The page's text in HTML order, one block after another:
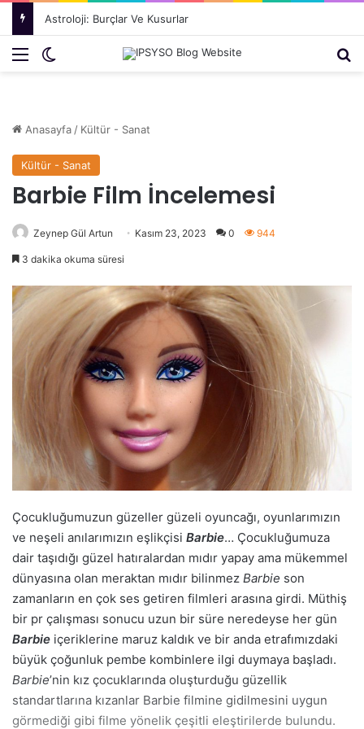
Menü Dış görünümü değiştir
Anasayfa / Kültür - Sanat
Kültür - Sanat
Barbie Film İncelemesi
Zeynep Gül Artun Kasım 23, 2023 0 944
3 dakika okuma süresi
Çocukluğumuzun güzeller güzeli oyuncağı, oyunlarımızın
ve neşeli anılarımızın eşlikçisi Barbie… Çocukluğumuza
dair taşıdığı güzel hatıralardan mıdır yapay ama mükemmel
dünyasına olan meraktan mıdır bilinmez Barbie son
zamanların en çok ses getiren filmleri arasına girdi. Müthiş
bir pr çalışması sonucu uzun bir süre neredeyse her gün
Barbie içeriklerine maruz kaldık ve bir anda etrafımızdaki
büyük çoğunluk pembe kombinlere ilgi duymaya başladı.
Barbie’nin kız çocuklarında oluşturduğu güzellik
standartlarına kızanlar Barbie filmine gidilmesini uygun
görmediği gibi filme yönelik çeşitli eleştirilerde bulundu.